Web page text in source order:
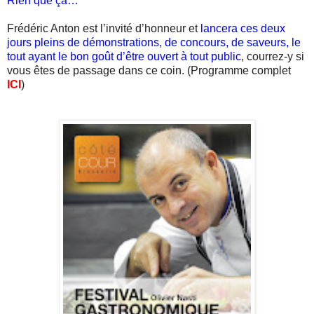
Frédéric Anton est l’invité d’honneur et lancera ces deux
jours pleins de démonstrations, de concours, de saveurs, le
tout ayant le bon goût d’être ouvert à tout public, courrez-y si
vous êtes de passage dans ce coin. (Programme complet
ICI )